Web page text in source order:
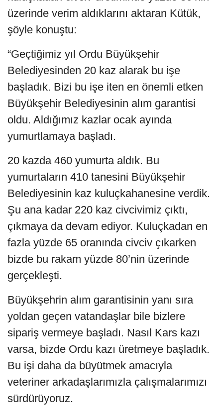
üzerinde verim aldıklarını aktaran Kütük,
şöyle konuştu:
“Geçtiğimiz yıl Ordu Büyükşehir
Belediyesinden 20 kaz alarak bu işe
başladık. Bizi bu işe iten en önemli etken
Büyükşehir Belediyesinin alım garantisi
oldu. Aldığımız kazlar ocak ayında
yumurtlamaya başladı.
20 kazda 460 yumurta aldık. Bu
yumurtaların 410 tanesini Büyükşehir
Belediyesinin kaz kuluçkahanesine verdik.
Şu ana kadar 220 kaz civcivimiz çıktı,
çıkmaya da devam ediyor. Kuluçkadan en
fazla yüzde 65 oranında civciv çıkarken
bizde bu rakam yüzde 80’nin üzerinde
gerçekleşti.
Büyükşehrin alım garantisinin yanı sıra
yoldan geçen vatandaşlar bile bizlere
sipariş vermeye başladı. Nasıl Kars kazı
varsa, bizde Ordu kazı üretmeye başladık.
Bu işi daha da büyütmek amacıyla
veteriner arkadaşlarımızla çalışmalarımızı
sürdürüyoruz.